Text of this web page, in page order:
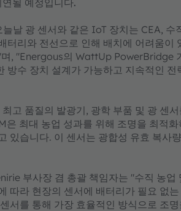
될 예정입니다.
날 광 센서와 같은 IoT 장치는 CEA, 수
터리와 전선으로 인해 배치에 어려움이
, "Energous의 WattUp PowerBridge
방수 장치 설계가 가능하고 지속적인 전
고 품질의 발광기, 광학 부품 및 광 센
최대 농업 성과를 위해 조명을 최적
있습니다. 이 센서는 광합성 유효 복사
부사장 겸 총괄 책임자는 "수직 농업
따라 현장의 센서에 배터리가 필요 없
서를 통해 가장 효율적인 방식으로 조